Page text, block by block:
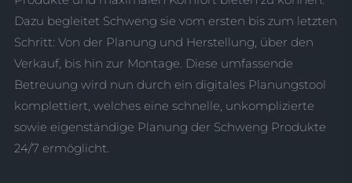
Dazu begleitet Schweng sie vom ersten bis zum letzten
Schritt: Von der Planung und Herstellung, über den
Verkauf, bis hin zur Montage. Diese umfassende
Betreuung wird nun durch ein digitales Planungstool
komplettiert, welches eine schnelle, unkomplizierte
sowie eigenständige Planung der Schweng Produkte
24/7 ermöglicht.